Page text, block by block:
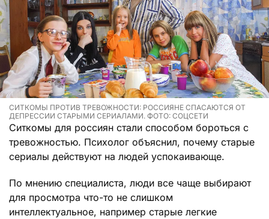
СИТКОМЫ ПРОТИВ ТРЕВОЖНОСТИ: РОССИЯНЕ СПАСАЮТСЯ ОТ
ДЕПРЕССИИ СТАРЫМИ СЕРИАЛАМИ. ФОТО: СОЦСЕТИ
Ситкомы для россиян стали способом бороться с
тревожностью. Психолог объяснил, почему старые
сериалы действуют на людей успокаивающе.
По мнению специалиста, люди все чаще выбирают
для просмотра что-то не слишком
интеллектуальное, например старые легкие